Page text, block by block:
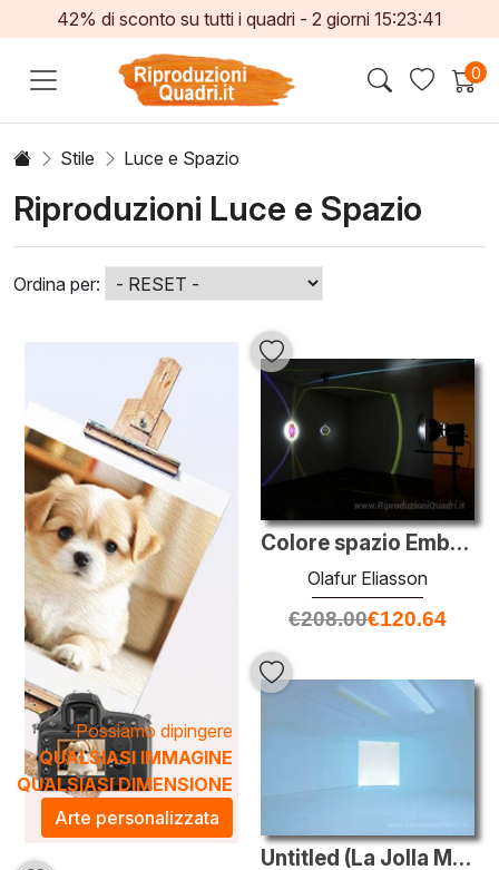
42% di sconto su tutti i quadri - 2 giorni 15:23:41
0
Stile Luce e Spazio
Riproduzioni Luce e Spazio
Ordina per:
Possiamo dipingere
QUALSIASI IMMAGINE
QUALSIASI DIMENSIONE
Arte personalizzata
Colore spazio Embracer
Olafur Eliasson
€208.00€120.64
Untitled (La Jolla Museum)